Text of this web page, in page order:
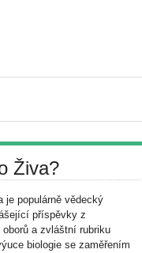
Živa?
je populárně vědecký
příspěvky z
oborů a zvláštní rubriku
biologie se zaměřením